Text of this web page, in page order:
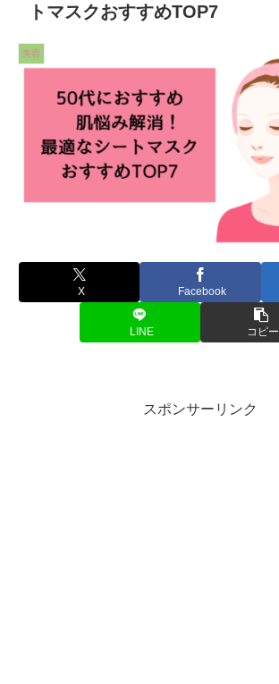
トマスクおすすめTOP7
美容
X Facebook
LINE コピー
スポンサーリンク